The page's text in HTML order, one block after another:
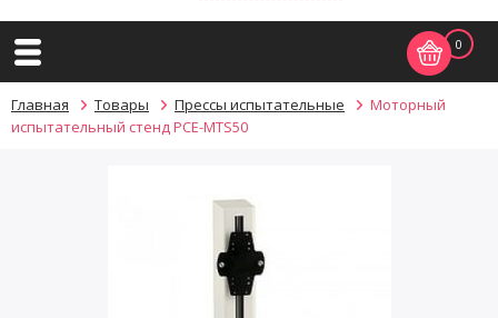
0
Главная Товары Прессы испытательные
Моторный
испытательный стенд PCE-MTS50